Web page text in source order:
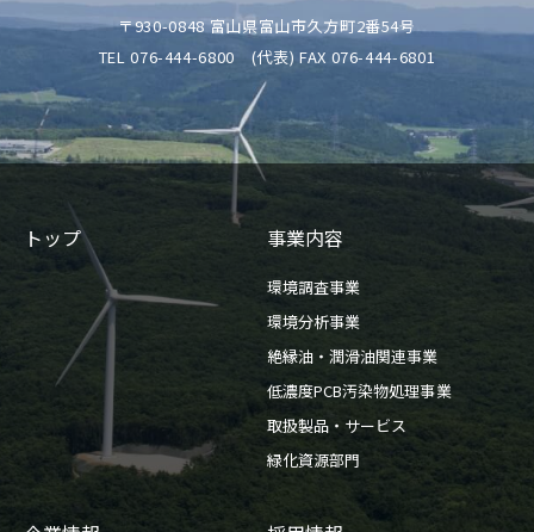
〒930-0848 富山県富山市久方町2番54号
TEL 076-444-6800 (代表) FAX 076-444-6801
トップ 事業内容
環境調査事業
環境分析事業
絶縁油・潤滑油関連事業
低濃度PCB汚染物処理事業
取扱製品・サービス
緑化資源部門